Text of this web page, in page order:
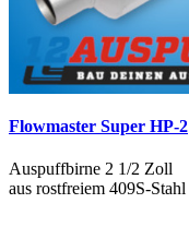
Flowmaster Super HP-2
Auspuffbirne 2 1/2 Zoll
aus rostfreiem 409S-Stahl